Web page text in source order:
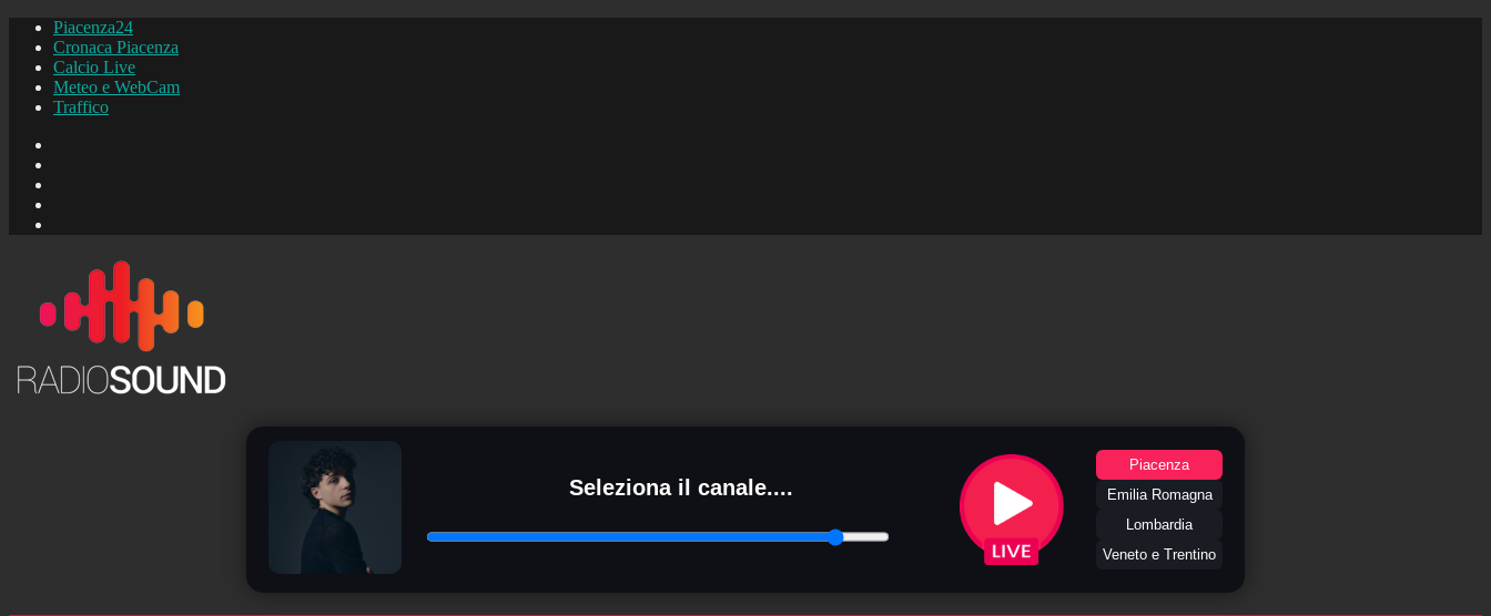
Piacenza24
Cronaca Piacenza
Calcio Live
Meteo e WebCam
Traffico
Seleziona il canale....
Piacenza
Emilia Romagna
Lombardia
Veneto e Trentino